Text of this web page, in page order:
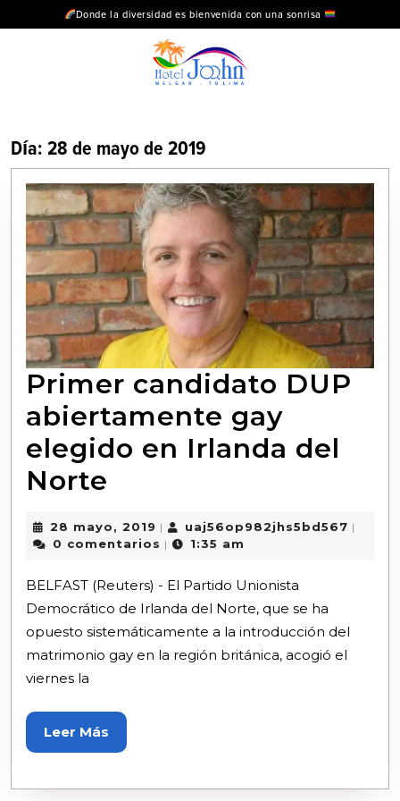
Donde la diversidad es bienvenida con una sonrisa
Día: 28 de mayo de 2019
Primer candidato DUP
abiertamente gay
elegido en Irlanda del
Norte
28 mayo, 2019 | uaj56op982jhs5bd567 |
0 comentarios | 1:35 am
BELFAST (Reuters) - El Partido Unionista
Democrático de Irlanda del Norte, que se ha
opuesto sistemáticamente a la introducción del
matrimonio gay en la región británica, acogió el
viernes la
Leer Más